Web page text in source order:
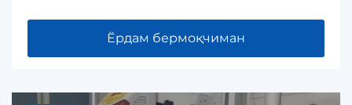
Ёрдам бермоқчиман